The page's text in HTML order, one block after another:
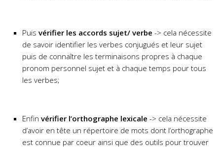
Puis vérifier les accords sujet/ verbe -> cela nécessite
de savoir identifier les verbes conjugués et leur sujet
puis de connaître les terminaisons propres à chaque
pronom personnel sujet et à chaque temps pour tous
les verbes;
Enfin vérifier l’orthographe lexicale -> cela nécessite
d’avoir en tête un répertoire de mots dont l’orthographe
est connue par coeur ainsi que des outils pour trouver